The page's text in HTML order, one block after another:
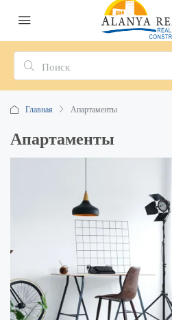
Главная Апартаменты
Апартаменты